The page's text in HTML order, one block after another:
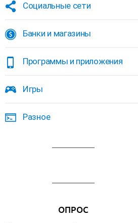
Социальные сети
Банки и магазины
Программы и приложения
Игры
Разное
ОПРОС